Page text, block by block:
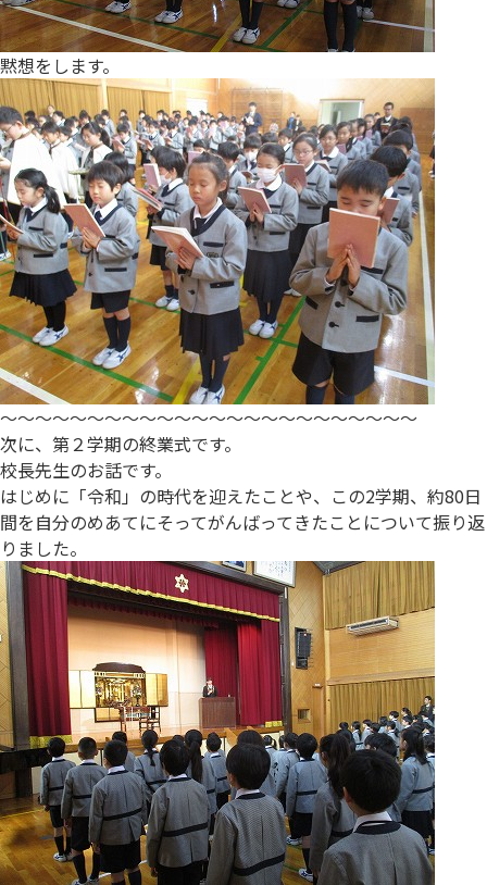
黙想をします。
～～～～～～～～～～～～～～～～～～～～～～～～
次に、第２学期の終業式です。
校長先生のお話です。
はじめに「令和」の時代を迎えたことや、この2学期、約80日
間を自分のめあてにそってがんばってきたことについて振り返
りました。